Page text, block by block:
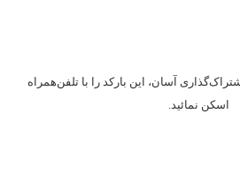
آسان، این بارکد را با تلفن‌همراه
اسکن نمائید.